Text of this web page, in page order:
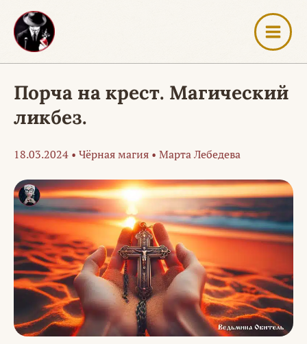
Перейти
содержимому
Порча на крест. Магический
ликбез.
18.03.2024 • Чёрная магия • Марта Лебедева